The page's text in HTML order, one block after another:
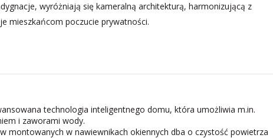
wyróżniają się kameralną architekturą, harmonizującą z
mieszkańcom poczucie prywatności.
technologia inteligentnego domu, która umożliwia m.in.
i zaworami wody.
montowanych w nawiewnikach okiennych dba o czystość powietrza